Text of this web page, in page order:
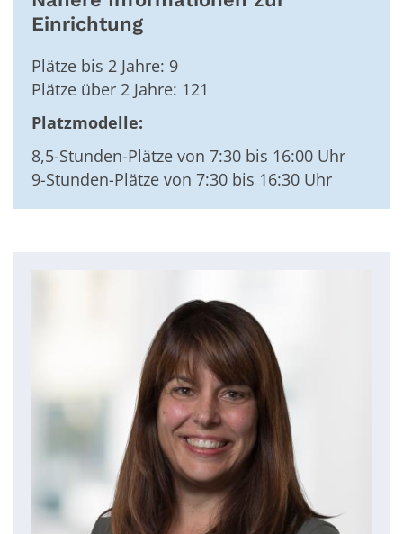
Einrichtung
Plätze bis 2 Jahre: 9
Plätze über 2 Jahre: 121
Platzmodelle:
8,5-Stunden-Plätze von 7:30 bis 16:00 Uhr
9-Stunden-Plätze von 7:30 bis 16:30 Uhr